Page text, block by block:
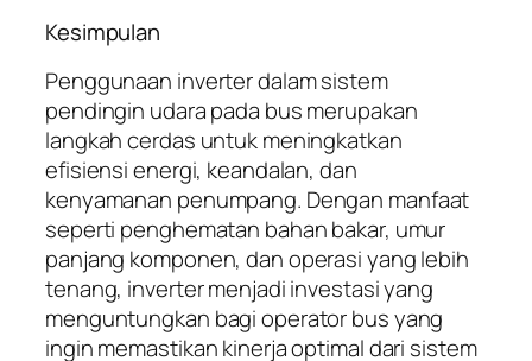
Kesimpulan
Penggunaan inverter dalam sistem
pendingin udara pada bus merupakan
langkah cerdas untuk meningkatkan
efisiensi energi, keandalan, dan
kenyamanan penumpang. Dengan manfaat
seperti penghematan bahan bakar, umur
panjang komponen, dan operasi yang lebih
tenang, inverter menjadi investasi yang
menguntungkan bagi operator bus yang
ingin memastikan kinerja optimal dari sistem